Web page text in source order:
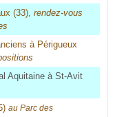
(33), rendez-vous
à Périgueux
Aquitaine à St-Avit
au Parc des